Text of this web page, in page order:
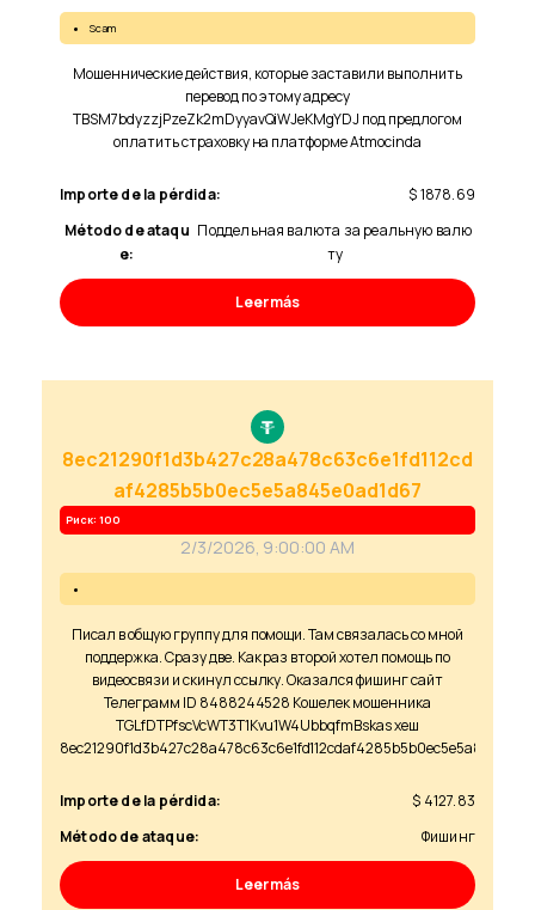
scam
Мошеннические действия, которые заставили выполнить
перевод по этому адресу
TBSM7bdyzzjPzeZk2mDyyavQiWJeKMgYDJ под предлогом
оплатить страховку на платформе Atmocinda
Importe de la pérdida:
$ 1878.69
Método de ataqu
e:
Поддельная валюта за реальную валю
ту
Leer más
8ec21290f1d3b427c28a478c63c6e1fd112cd
af4285b5b0ec5e5a845e0ad1d67
Риск: 100
2/3/2026, 9:00:00 AM
Писал в общую группу для помощи. Там связалась со мной
поддержка. Сразу две. Как раз второй хотел помощь по
видеосвязи и скинул ссылку. Оказался фишинг сайт
Телеграмм ID 8488244528 Кошелек мошенника
TGLfDTPfscVcWT3T1Kvu1W4UbbqfmBskas хеш
Importe de la pérdida:
$ 4127.83
Método de ataque:
Фишинг
Leer más